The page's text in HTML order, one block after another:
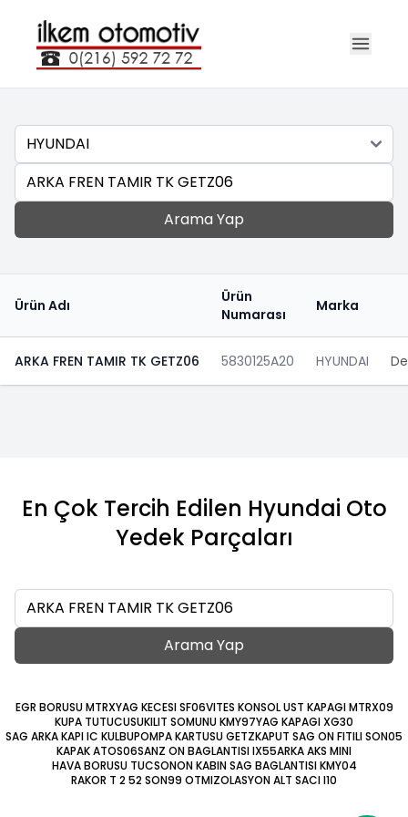
Marka
Ara
Arama Yap
Ürün Adı
Ürün
Numarası
Marka
ARKA FREN TAMIR TK GETZ06 5830125A20 HYUNDAI
En Çok Tercih Edilen Hyundai Oto
Yedek Parçaları
Ara
Arama Yap
EGR BORUSU MTRXYAG KECESI SF06VITES KONSOL UST KAPAGI MTRX09
KUPA TUTUCUSUKILIT SOMUNU KMY97YAG KAPAGI XG30
SAG ARKA KAPI IC KULBUPOMPA KARTUSU GETZKAPUT SAG ON FITILI SON05
KAPAK ATOS06SANZ ON BAGLANTISI IX55ARKA AKS MINI
HAVA BORUSU TUCSONON KABIN SAG BAGLANTISI KMY04
RAKOR T 2 52 SON99 OTMIZOLASYON ALT SACI I10